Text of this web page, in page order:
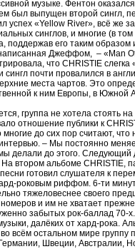
музыке. Фентон
был выпущен второй сингл,
успех «Yellow River», всё же
синглов, и многие (в
поддержав его таким
Джеффом, – «Man
что CHRISTIE
сингл почти провалился в
места чартов. Это
к ним Европы, в Южной
группа не хотела стоять
отношение публики к
многие до сих пор считают,
– Мы постоянно
делали до этого. Следующий
втором альбоме CHRISTIE,
готовил слушателя к
роковым риффом. 6-ти
тяжеловеснее своего
и им не хватает
забытых рок-баллад 70-
далёких от хард-рока.
всём остальном мире
Швеции, Австралии,